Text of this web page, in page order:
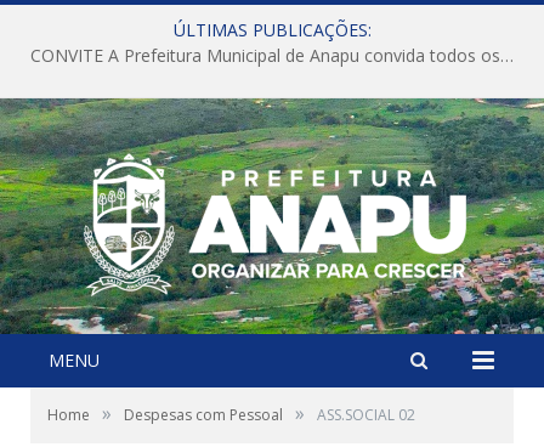
ÚLTIMAS PUBLICAÇÕES:
CONVITE A Prefeitura Municipal de Anapu convida todos os servidores públicos municipais para participarem da Audiência Pública de discussão da Lei de Diretrizes Orçamentárias (LDO), importante instrumento de planejamento das ações e investimentos da Administração Pública para o próximo exercício financeiro.
MENU
Home » Despesas com Pessoal » ASS.SOCIAL 02